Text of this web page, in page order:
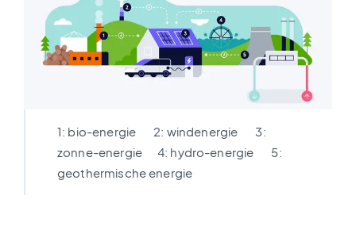
1: bio-energie 2: windenergie 3:
zonne-energie 4: hydro-energie 5:
geothermische energie